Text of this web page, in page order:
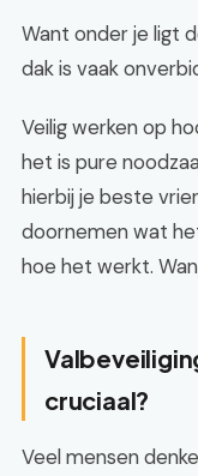
Want onder je ligt
dak is vaak
Veilig werken op
het is pure
hierbij je beste
doornemen wat
hoe het werkt.
cruciaal?
Veel mensen